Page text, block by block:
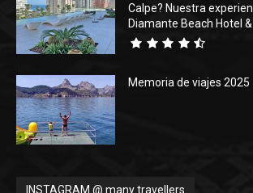
Calpe? Nuestra
Diamante Beach Hotel
Memoria de viajes 2025
INSTAGRAM @ many travellers